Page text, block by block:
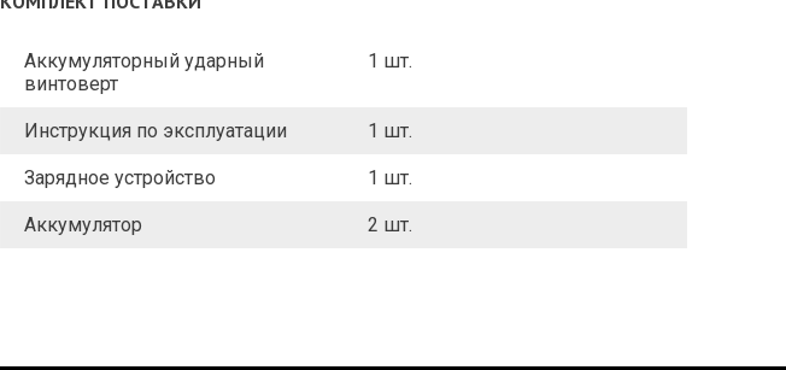
Аккумуляторный ударный
винтоверт
1 шт.
Инструкция по эксплуатации 1 шт.
Зарядное устройство 1 шт.
Аккумулятор 2 шт.